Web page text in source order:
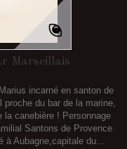
Marseillais
incarné en santon de
du bar de la marine,
la canebière ! Personnage
Santons de Provence
à Aubagne,capitale du...